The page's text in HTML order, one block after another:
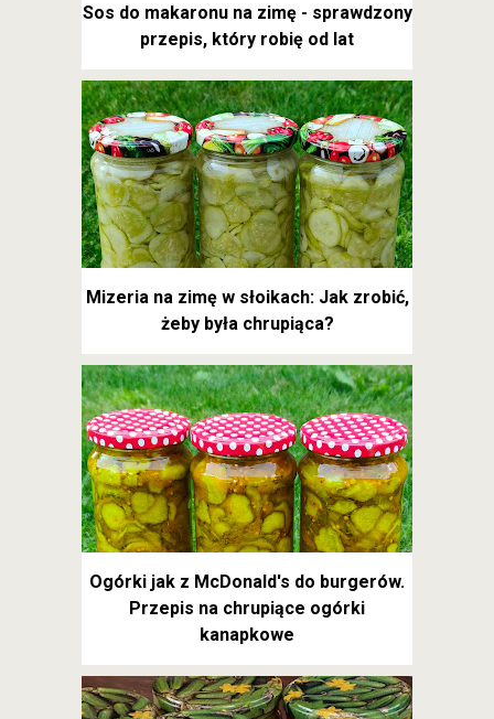
Sos do makaronu na zimę - sprawdzony
przepis, który robię od lat
Mizeria na zimę w słoikach: Jak zrobić,
żeby była chrupiąca?
Ogórki jak z McDonald's do burgerów.
Przepis na chrupiące ogórki
kanapkowe